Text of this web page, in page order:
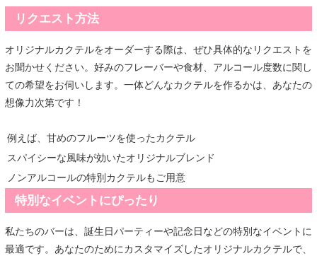
リクエスト方法
オリジナルカクテルをオーダーする際は、ぜひ具体的なリクエストを
お聞かせください。好みのフレーバーや食材、アルコール度数に関し
ての希望をお伺いします。一体どんなカクテルを作るかは、あなたの
想像力次第です！
例えば、甘めのフルーツを使ったカクテル
スパイシーな風味が効いたオリジナルブレンド
ノンアルコールの特別カクテルもご用意
特別なイベントにぴったり
私たちのバーは、誕生日パーティーや記念日などの特別なイベントに
最適です。あなたのためにカスタマイズしたオリジナルカクテルで、